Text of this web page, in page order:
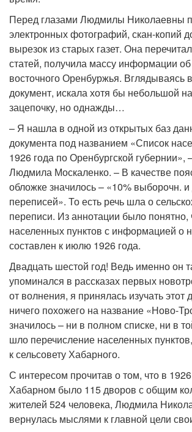
Перед глазами Людмилы Николаевны
электронных фотографий, скан-копий
вырезок из старых газет. Она
статей, получила массу информации
восточного Оренбуржья. Вглядываясь
документ, искала хотя бы небольшой
зацепочку, но однажды…
– Я нашла в одной из открытых баз
документа под названием «Список
1926 года по Оренбургской губернии»,
Людмила Москаленко. – В качестве
обложке значилось – «10% выборочн.
переписей». То есть речь шла о
переписи. Из аннотации было понятно,
населенных пунктов с информацией о
составлен к июлю 1926 года.
Двадцать шестой год! Ведь именно он
упоминался в рассказах первых
от волнения, я принялась изучать этот
ничего похожего на название «Ново-
значилось – ни в полном списке, ни в
шло перечисление населенных
к сельсовету Хабарного.
С интересом прочитав о том, что в 1926
Хабарном было 115 дворов с общим
жителей 524 человека, Людмила
вернулась мыслями к главной цели